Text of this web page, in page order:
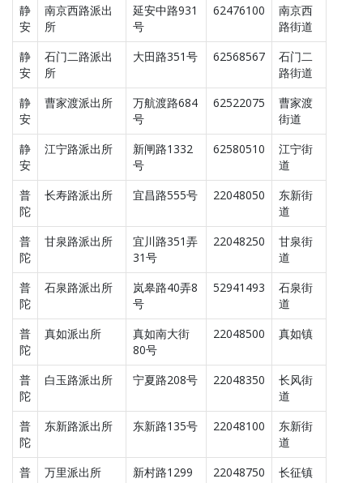
静
安
南京西路派出
所
延安中路931
号
62476100
南京西
路街道
静
安
石门二路派出
所
大田路351号 62568567
石门二
路街道
静
安
曹家渡派出所
万航渡路684
号
62522075
曹家渡
街道
静
安
江宁路派出所
新闸路1332
号
62580510
江宁街
道
普
陀
长寿路派出所 宜昌路555号 22048050
东新街
道
普
陀
甘泉路派出所
宜川路351弄
31号
22048250
甘泉街
道
普
陀
石泉路派出所
岚皋路40弄8
号
52941493
石泉街
道
普
陀
真如派出所
真如南大街
80号
22048500 真如镇
普
陀
白玉路派出所 宁夏路208号 22048350
长风街
道
普
陀
东新路派出所 东新路135号 22048100
东新街
道
普
万里派出所
新村路1299
22048750 长征镇